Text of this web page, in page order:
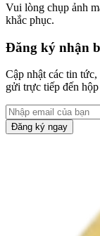
Vui lòng chụp ảnh
khắc phục.
Đăng ký nhận
Cập nhật các tin
gửi trực tiếp đến
Đăng ký ngay